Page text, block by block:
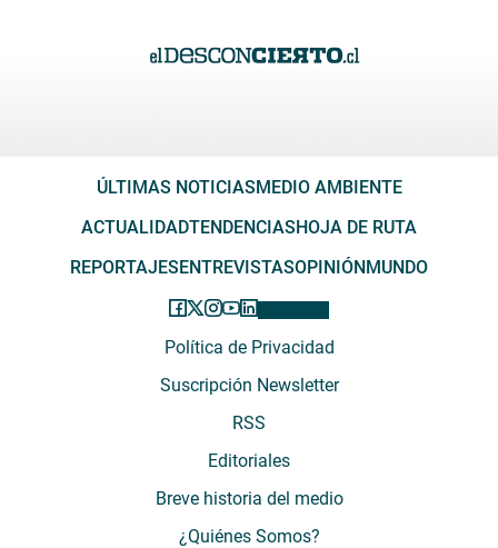
ÚLTIMAS NOTICIASMEDIO AMBIENTE
ACTUALIDADTENDENCIASHOJA DE RUTA
REPORTAJESENTREVISTASOPINIÓNMUNDO
Política de Privacidad
Suscripción Newsletter
RSS
Editoriales
Breve historia del medio
¿Quiénes Somos?